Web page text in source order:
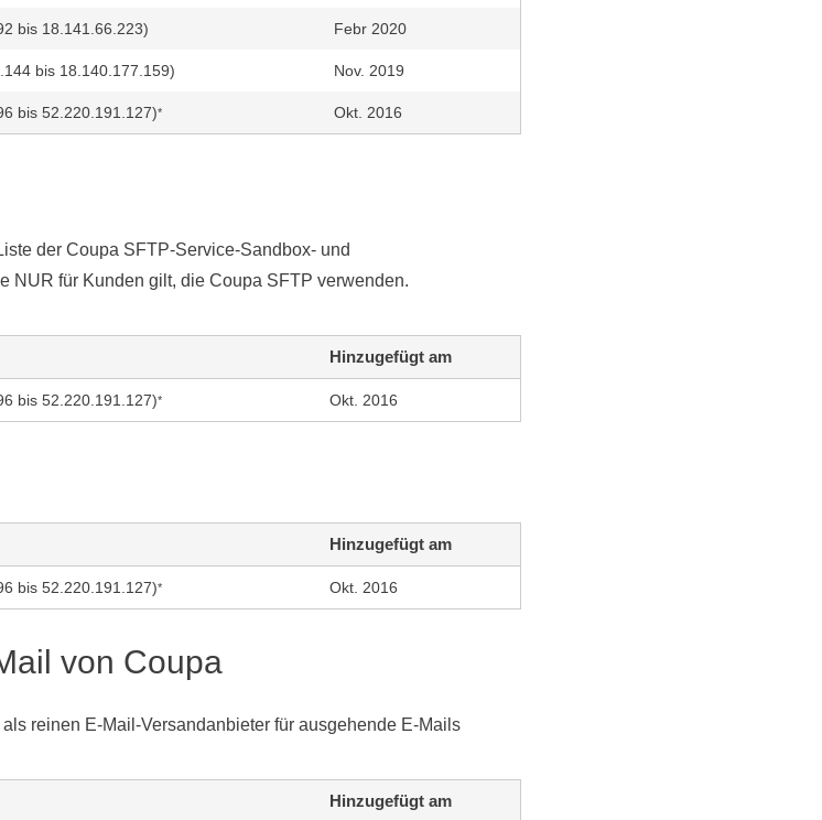
bis 18.141.66.223) Febr 2020
bis 18.140.177.159) Nov. 2019
bis 52.220.191.127)* Okt. 2016
der Coupa SFTP-Service-Sandbox- und
NUR für Kunden gilt, die Coupa SFTP verwenden.
Hinzugefügt am
bis 52.220.191.127)* Okt. 2016
Hinzugefügt am
bis 52.220.191.127)* Okt. 2016
von Coupa
reinen E-Mail-Versandanbieter für ausgehende E-Mails
Hinzugefügt am